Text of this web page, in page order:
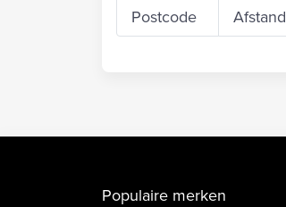
Populaire merken